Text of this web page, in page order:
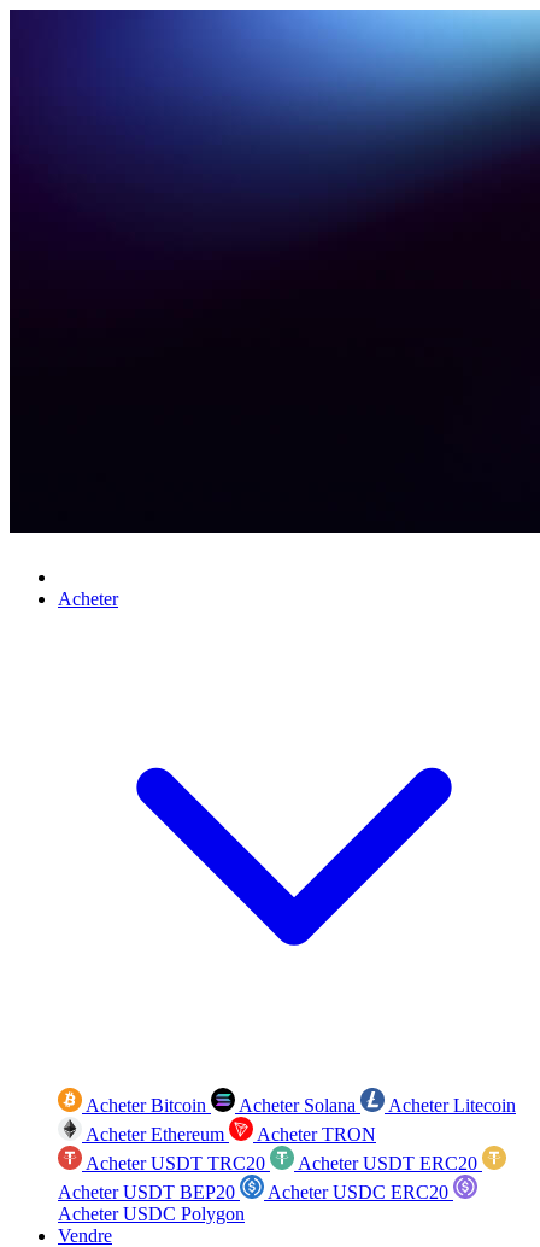
Acheter
Acheter Bitcoin Acheter Solana
Acheter Litecoin
Acheter Ethereum
Acheter TRON
Acheter USDT TRC20
Acheter USDT ERC20
Acheter USDT BEP20
Acheter USDC ERC20
Acheter USDC Polygon
Vendre